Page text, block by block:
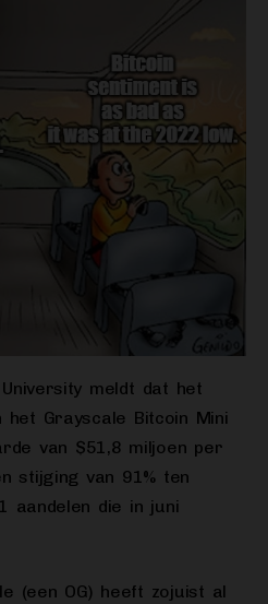
meldt dat het
het Grayscale Bitcoin Mini
van $51,8 miljoen per
stijging van 91% ten
aandelen die in juni
(een OG) heeft zojuist al